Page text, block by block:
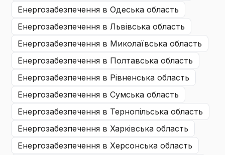
енергозабезпечення в Одеська область
енергозабезпечення в Львівська область
енергозабезпечення в Миколаївська область
енергозабезпечення в Полтавська область
енергозабезпечення в Рівненська область
енергозабезпечення в Сумська область
енергозабезпечення в Тернопільська область
енергозабезпечення в Харківська область
енергозабезпечення в Херсонська область